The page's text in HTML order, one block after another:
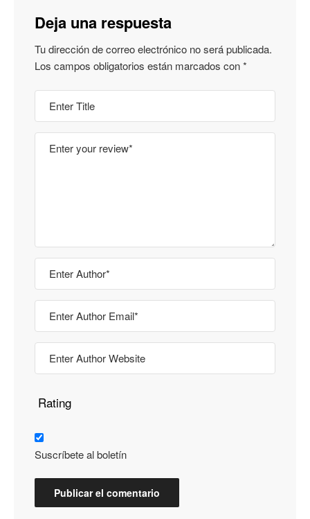
Deja una respuesta
Tu dirección de correo electrónico no será publicada.
Los campos obligatorios están marcados con*
Rating
Suscríbete al boletín